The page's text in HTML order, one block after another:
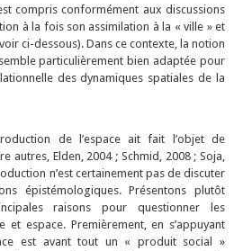
compris conformément aux discussions
à la fois son assimilation à la « ville » et
ci-dessous). Dans ce contexte, la notion
particulièrement bien adaptée pour
des dynamiques spatiales de la
de l’espace ait fait l’objet de
autres, Elden, 2004 ; Schmid, 2008 ; Soja,
n’est certainement pas de discuter
épistémologiques. Présentons plutôt
raisons pour questionner les
et espace. Premièrement, en s’appuyant
est avant tout un « produit social »